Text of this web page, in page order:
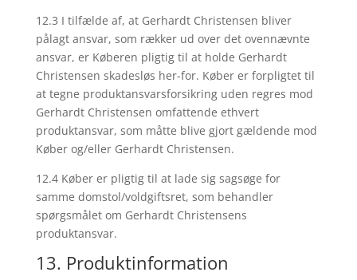
12.3 I tilfælde af, at Gerhardt Christensen bliver
pålagt ansvar, som rækker ud over det ovennævnte
ansvar, er Køberen pligtig til at holde Gerhardt
Christensen skadesløs her-for. Køber er forpligtet til
at tegne produktansvarsforsikring uden regres mod
Gerhardt Christensen omfattende ethvert
produktansvar, som måtte blive gjort gældende mod
Køber og/eller Gerhardt Christensen.
12.4 Køber er pligtig til at lade sig sagsøge for
samme domstol/voldgiftsret, som behandler
spørgsmålet om Gerhardt Christensens
produktansvar.
13. Produktinformation